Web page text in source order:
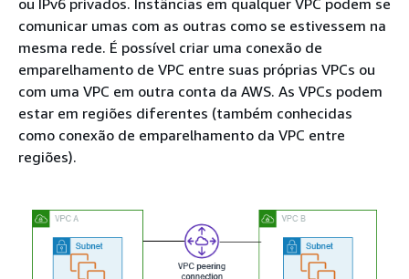
ou IPv6 privados. Instâncias em qualquer VPC podem se
comunicar umas com as outras como se estivessem na
mesma rede. É possível criar uma conexão de
emparelhamento de VPC entre suas próprias VPCs ou
com uma VPC em outra conta da AWS. As VPCs podem
estar em regiões diferentes (também conhecidas
como conexão de emparelhamento da VPC entre
regiões).